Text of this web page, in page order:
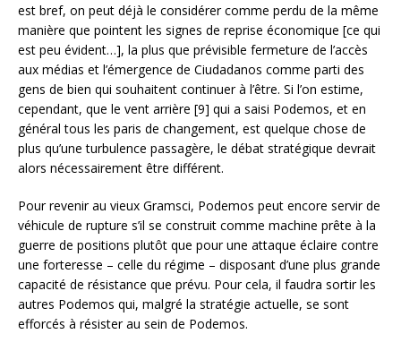
est bref, on peut déjà le considérer comme perdu de la même
manière que pointent les signes de reprise économique [ce qui
est peu évident…], la plus que prévisible fermeture de l’accès
aux médias et l’émergence de Ciudadanos comme parti des
gens de bien qui souhaitent continuer à l’être. Si l’on estime,
cependant, que le vent arrière [9] qui a saisi Podemos, et en
général tous les paris de changement, est quelque chose de
plus qu’une turbulence passagère, le débat stratégique devrait
alors nécessairement être différent.
Pour revenir au vieux Gramsci, Podemos peut encore servir de
véhicule de rupture s’il se construit comme machine prête à la
guerre de positions plutôt que pour une attaque éclaire contre
une forteresse – celle du régime – disposant d’une plus grande
capacité de résistance que prévu. Pour cela, il faudra sortir les
autres Podemos qui, malgré la stratégie actuelle, se sont
efforcés à résister au sein de Podemos.